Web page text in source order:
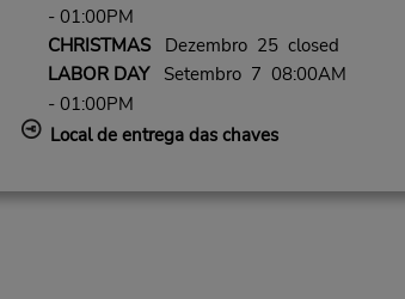
- 01:00PM
CHRISTMASDezembro 25 closed
LABOR DAYSetembro 7 08:00AM
- 01:00PM
Local de entrega das chaves